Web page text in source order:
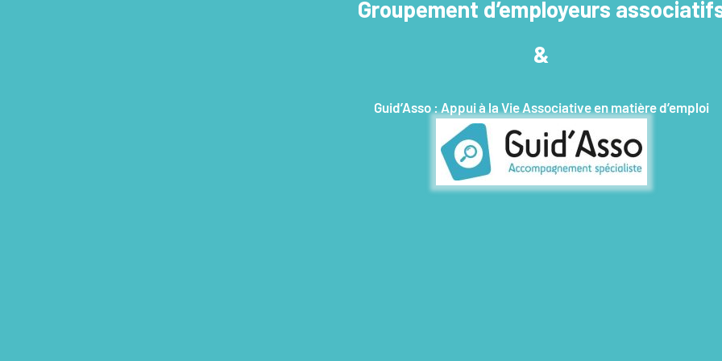
Groupement d’employeurs
&
Guid’Asso : Appui à la Vie Associative en matière d’emploi